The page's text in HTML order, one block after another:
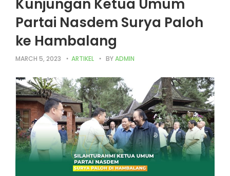
Kunjungan Ketua Umum
Partai Nasdem Surya Paloh
ke Hambalang
MARCH 5, 2023 ARTIKEL BYADMIN